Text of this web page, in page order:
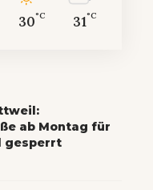
30°C 31°C
ab Montag für
gesperrt